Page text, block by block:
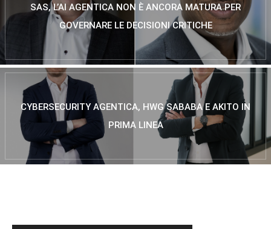
SAS, L’AI AGENTICA NON È ANCORA MATURA PER
GOVERNARE LE DECISIONI CRITICHE
CYBERSECURITY AGENTICA, HWG SABABA E AKITO IN
PRIMA LINEA